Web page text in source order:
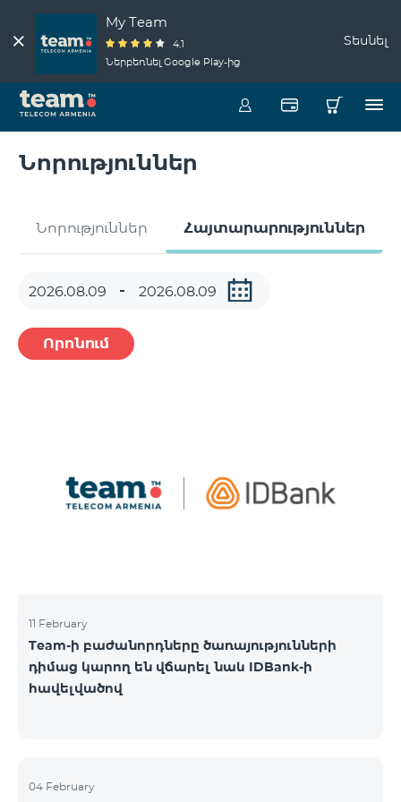
My Team
4.1
Ներբեռնել Google Play-ից
Տեսնել
Նորություններ
Նորություններ Հայտարարություններ
Որոնում
11 February
Team-ի բաժանորդները ծառայությունների
դիմաց կարող են վճարել նաև IDBank-ի
հավելվածով
04 February